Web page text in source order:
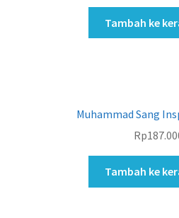
Tambah ke
Muhammad Sang
Rp
Tambah ke